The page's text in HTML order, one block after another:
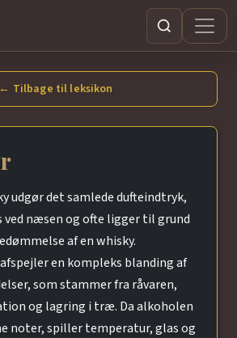
Søg
← Tilbage til leksikon
udgør det samlede dufteindtryk,
ved næsen og ofte ligger til grund
af en whisky.
en kompleks blanding af
som stammer fra råvaren,
og lagring i træ. Da alkoholen
noter, spiller temperatur, glas og